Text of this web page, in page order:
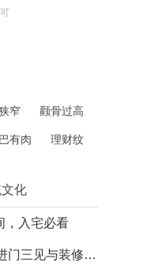
窄 颧骨过高
有肉 理财纹
化
，入宅必看
门厅过道装修与风水，进门三见与装修避坑指南